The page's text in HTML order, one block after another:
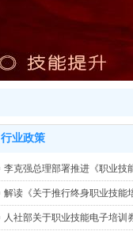
行业政策
李克强总理部署推进《职业技
解读《关于推行终身职业技能
人社部关于职业技能电子培训